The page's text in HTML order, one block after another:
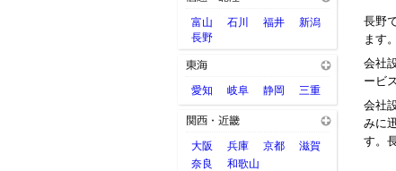
長野
ます。
会社
ービ
会社
みに
す。
富山 石川 福井
新潟
長野
愛知 岐阜 静岡 三重
大阪 兵庫 京都
滋賀
奈良
和歌山